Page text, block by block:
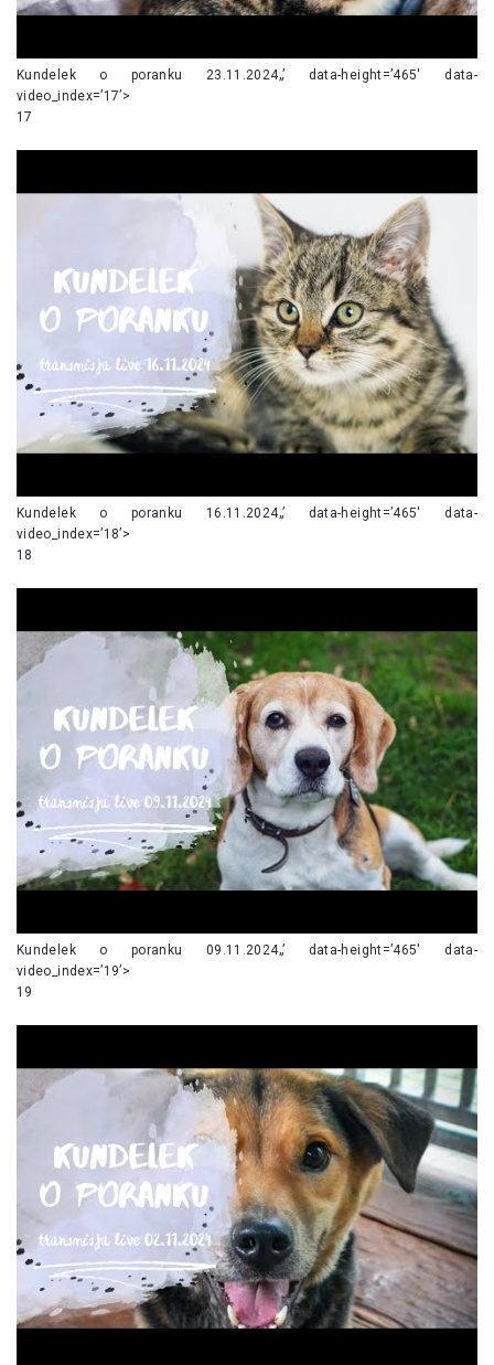
Kundelek o poranku 23.11.2024„’ data-height=’465′ data-
video_index=’17’>
17
Kundelek o poranku 16.11.2024„’ data-height=’465′ data-
video_index=’18’>
18
Kundelek o poranku 09.11.2024„’ data-height=’465′ data-
video_index=’19’>
19